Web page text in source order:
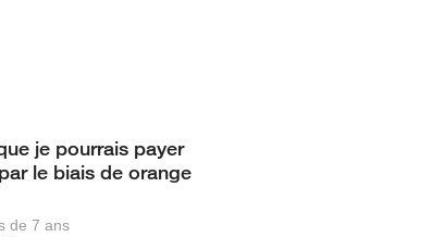
je pourrais payer
le biais de orange
de 7 ans